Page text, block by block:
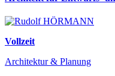
Vollzeit
Architektur & Planung